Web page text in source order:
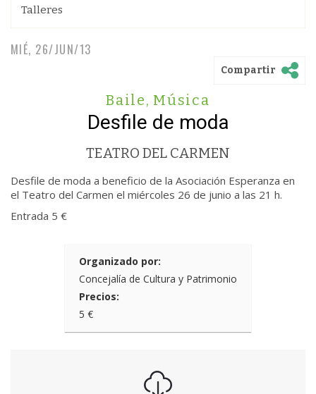
Talleres
MIÉ, 26/JUN/13
Compartir
Baile, Música
Desfile de moda
TEATRO DEL CARMEN
Desfile de moda a beneficio de la Asociación Esperanza en
el Teatro del Carmen el miércoles 26 de junio a las 21 h.
Entrada 5 €
Organizado por:
Concejalía de Cultura y Patrimonio
Precios:
5 €